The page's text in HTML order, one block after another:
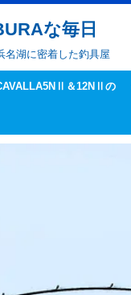
な毎日
名湖に密着した釣具屋
＆12NⅡの